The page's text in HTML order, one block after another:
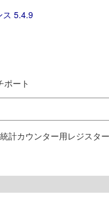
ス 5.4.9
ポート
計カウンター用レジスタ